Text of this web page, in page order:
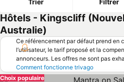
Hôtels - Kingscliff
Australie)
Ce référencement par défaut prend en
l’utilisateur, le tarif proposé et la
annonceurs. Les offres ne sont pas
Comment fonctionne trivago
Choix populaire